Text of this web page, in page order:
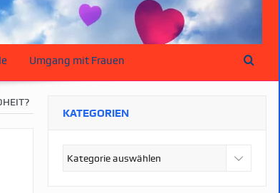
Umgang mit Frauen
KATEGORIEN